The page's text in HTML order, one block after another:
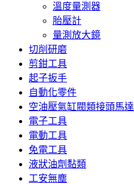
溫度量測器
胎壓計
量測放大鏡
切削研磨
剪鉗工具
起子扳手
自動化零件
空油壓氣缸閥類接頭馬達
電子工具
電動工具
免電工具
液狀油劑黏類
工安無塵